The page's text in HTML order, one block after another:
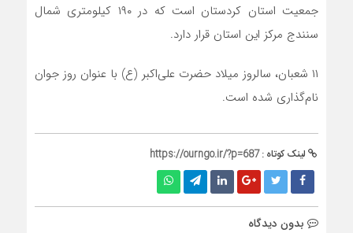
جمعیت استان کردستان است که در ۱۹۰ کیلومتری شمال
سنندج مرکز این استان قرار دارد.
۱۱ شعبان، سالروز میلاد حضرت علی‌اکبر (ع) با عنوان روز جوان
نام‌گذاری شده است.
لینک کوتاه :https://ourngo.ir/?p=687
بدون دیدگاه